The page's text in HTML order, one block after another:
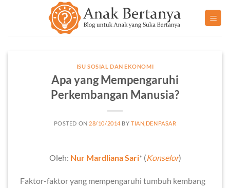
ISU SOSIAL DAN EKONOMI
Apa yang Mempengaruhi
Perkembangan Manusia?
POSTED ON 28/10/2014 BYTIAN,DENPASAR
Oleh: Nur Mardliana Sari* (Konselor)
Faktor-faktor yang mempengaruhi tumbuh kembang